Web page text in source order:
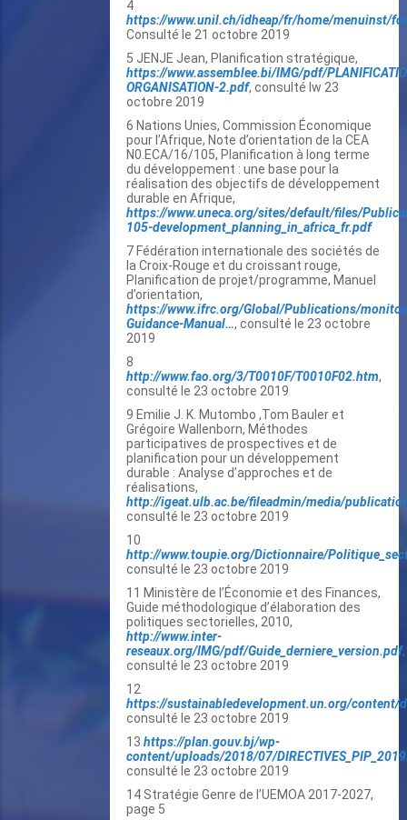
4
https://www.unil.ch/idheap/fr/home/menuinst/
Consulté le 21 octobre 2019
5 JENJE Jean, Planification stratégique,
https://www.assemblee.bi/IMG/pdf/
ORGANISATION-2.pdf, consulté lw 23
octobre 2019
6 Nations Unies, Commission Économique
pour l’Afrique, Note d’orientation de la CEA
N0.ECA/16/105, Planification à long terme
du développement : une base pour la
réalisation des objectifs de développement
durable en Afrique,
https://www.uneca.org/sites/default/files/
105-development_planning_in_africa_fr.pdf
7 Fédération internationale des sociétés de
la Croix-Rouge et du croissant rouge,
Planification de projet/programme, Manuel
d’orientation,
https://www.ifrc.org/Global/Publications/
Guidance-Manual…, consulté le 23 octobre
2019
8
http://www.fao.org/3/T0010F/T0010F02.htm,
consulté le 23 octobre 2019
9 Emilie J. K. Mutombo ,Tom Bauler et
Grégoire Wallenborn, Méthodes
participatives de prospectives et de
planification pour un développement
durable : Analyse d’approches et de
réalisations,
http://igeat.ulb.ac.be/fileadmin/media/
consulté le 23 octobre 2019
10
http://www.toupie.org/Dictionnaire/
consulté le 23 octobre 2019
11 Ministère de l’Économie et des Finances,
Guide méthodologique d’élaboration des
politiques sectorielles, 2010,
http://www.inter-
reseaux.org/IMG/pdf/Guide_derniere_version.pdf,
consulté le 23 octobre 2019
12
https://sustainabledevelopment.un.org/content/
consulté le 23 octobre 2019
13 https://plan.gouv.bj/wp-
content/uploads/2018/07/
consulté le 23 octobre 2019
14 Stratégie Genre de l’UEMOA 2017-2027,
page 5